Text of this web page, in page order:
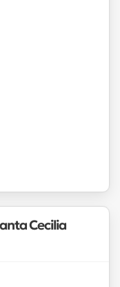
completos,
hídricos, duchas
y nutrición corporal.
la estadía
total.
realizar
Resort & Spa
ideal para
empresariales.
encuentran el
todos a pocos
disfrutar tanto
Cecilia